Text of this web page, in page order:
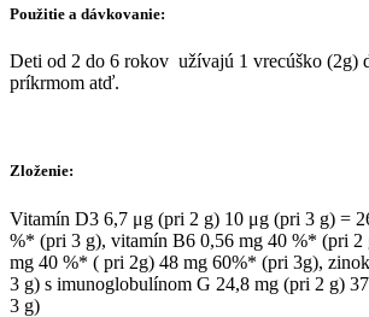
Použitie a dávkovanie:
Deti od 2 do 6 rokov užívajú 1 vrecúško (2g)
príkrmom atď.
Zloženie:
Vitamín D3 6,7 μg (pri 2 g) 10 μg (pri 3 g) =
%* (pri 3 g), vitamín B6 0,56 mg 40 %* (pri
mg 40 %* ( pri 2g) 48 mg 60%* (pri 3g),
3 g) s imunoglobulínom G 24,8 mg (pri 2 g)
3 g)